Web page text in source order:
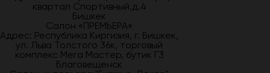
квартал Спортивный,д.4
Бишкек
Салон «ПРЕМЬЕРА»
Адрес: Республика Киргизия, г. Бишкек,
ул. Льва Толстого 36к, торговый
комплекс Мега Мастер, бутик Г3
Благовещенск